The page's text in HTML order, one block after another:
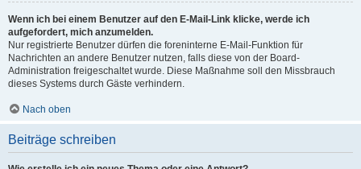
Wenn ich bei einem Benutzer auf den E-Mail-Link klicke, werde ich
aufgefordert, mich anzumelden.
Nur registrierte Benutzer dürfen die foreninterne E-Mail-Funktion für
Nachrichten an andere Benutzer nutzen, falls diese von der Board-
Administration freigeschaltet wurde. Diese Maßnahme soll den Missbrauch
dieses Systems durch Gäste verhindern.
Nach oben
Beiträge schreiben